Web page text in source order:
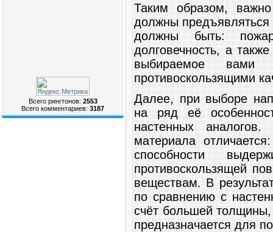
Всего рингтонов: 2553
Всего комментариев: 3187
Таким образом,
должны предъявляться
должны быть:
долговечность, а
выбираемое вами
противоскользящими
Далее, при выборе
на ряд её
настенных
материала
способности
противоскользящей
веществам. В
по сравнению с
счёт большей толщины,
предназначается для